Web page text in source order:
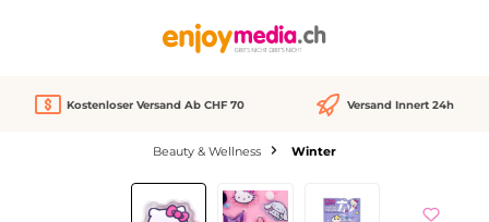
Kostenloser Versand Ab CHF 70 Versand Innert 24h
Beauty & Wellness Winter
Bildergalerie überspringen